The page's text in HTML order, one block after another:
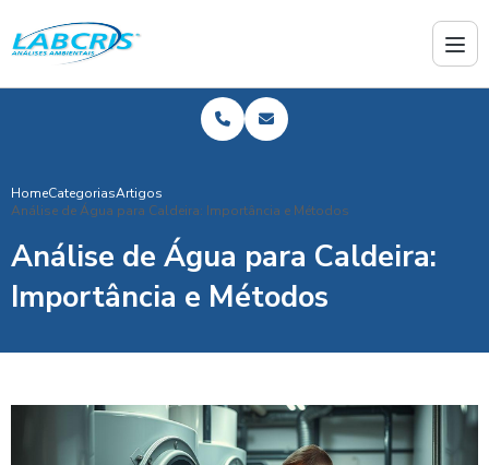
HomeCategoriasArtigos
Análise de Água para Caldeira: Importância e Métodos
Análise de Água para Caldeira:
Importância e Métodos